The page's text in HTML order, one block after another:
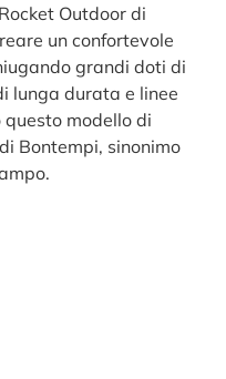
Outdoor di
un confortevole
grandi doti di
lunga durata e linee
modello di
Bontempi, sinonimo